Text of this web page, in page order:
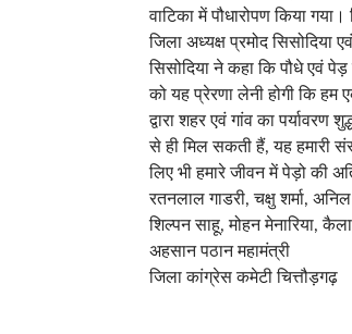
वाटिका में पौधारोपण किया
जिला अध्यक्ष प्रमोद सिसोदिया
सिसोदिया ने कहा कि पौधे एवं
को यह प्रेरणा लेनी होगी कि
द्वारा शहर एवं गांव का
से ही मिल सकती हैं, यह हमारी
लिए भी हमारे जीवन में पेड़ो की
रतनलाल गाडरी, चक्षु शर्मा,
शिल्पन साहू, मोहन मेनारिया,
अहसान पठान महामंत्री
जिला कांग्रेस कमेटी चित्तौड़गढ़